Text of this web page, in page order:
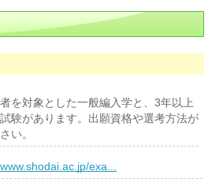
を対象とした一般編入学と、3年以上
験があります。出願資格や選考方法が
い。
exa...